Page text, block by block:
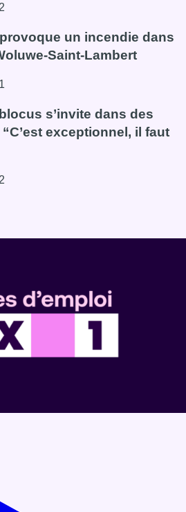
: un important incendie dans un
un incendie dans
Saint-Lambert
provoque un incendie dans
s’invite dans des
exceptionnel, il faut
le blocus s’invite dans des lieux